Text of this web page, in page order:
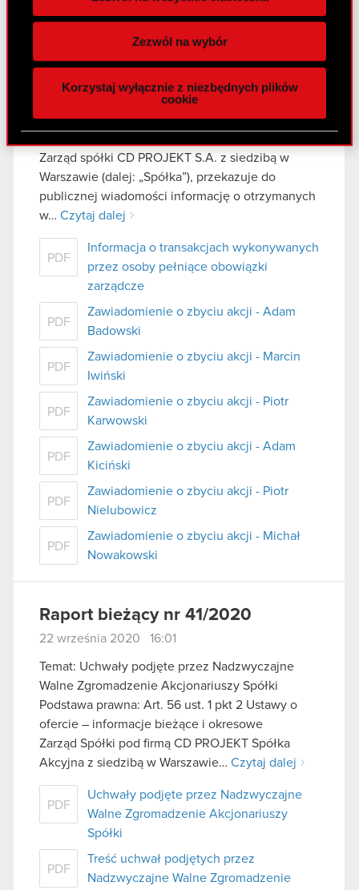
funkcje społecznościowe i analizować ruch w
naszej witrynie. Informacje o tym, jak korzystasz
z naszej witryny, udostępniamy partnerom
społecznościowym, reklamowym i analitycznym.
Partnerzy mogą połączyć te informacje z innymi
danymi otrzymanymi od Ciebie lub uzyskanymi
podczas korzystania z ich usług. Kontynuując
korzystanie z naszej witryny, zgadasz się na
używanie plików cookie.
Zezwól na wybór
Korzystaj wyłącznie z niezbędnych plików
cookie
Temat: Informacja o transakcjach wykonywanych
przez osoby pełniące obowiązki zarządcze
Podstawa prawna: Art. 19 ust. 3 MAR
Zarząd spółki CD PROJEKT S.A. z siedzibą w
Warszawie (dalej: „Spółka”), przekazuje do
publicznej wiadomości informację o otrzymanych
w… Czytaj dalej
PDF
Informacja o transakcjach wykonywanych
przez osoby pełniące obowiązki
zarządcze
PDF
Zawiadomienie o zbyciu akcji - Adam
Badowski
PDF
Zawiadomienie o zbyciu akcji - Marcin
Iwiński
PDF
Zawiadomienie o zbyciu akcji - Piotr
Karwowski
PDF
Zawiadomienie o zbyciu akcji - Adam
Kiciński
PDF
Zawiadomienie o zbyciu akcji - Piotr
Nielubowicz
PDF
Zawiadomienie o zbyciu akcji - Michał
Nowakowski
Raport bieżący nr 41/2020
22 września 2020 16:01
Temat: Uchwały podjęte przez Nadzwyczajne
Walne Zgromadzenie Akcjonariuszy Spółki
Podstawa prawna: Art. 56 ust. 1 pkt 2 Ustawy o
ofercie – informacje bieżące i okresowe
Zarząd Spółki pod firmą CD PROJEKT Spółka
Akcyjna z siedzibą w Warszawie… Czytaj dalej
PDF
Uchwały podjęte przez Nadzwyczajne
Walne Zgromadzenie Akcjonariuszy
Spółki
PDF
Treść uchwał podjętych przez
Nadzwyczajne Walne Zgromadzenie